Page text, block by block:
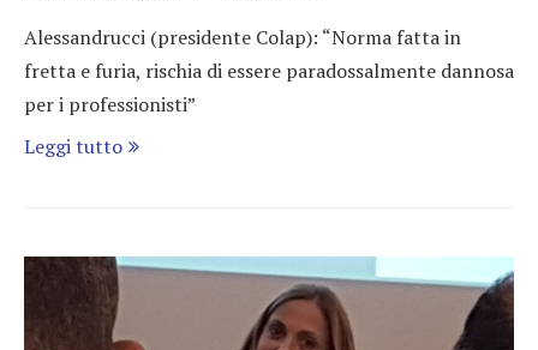
Alessandrucci (presidente Colap): “Norma fatta in
fretta e furia, rischia di essere paradossalmente dannosa
per i professionisti”
Leggi tutto